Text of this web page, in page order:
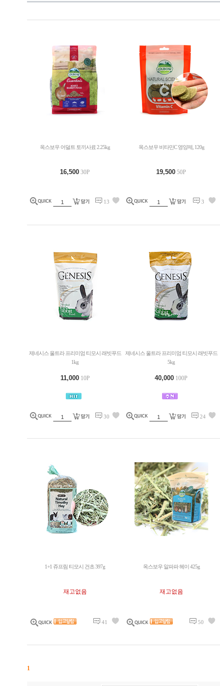
옥스보우 어덜트 토끼사료 2.25kg
16,500 30P
13
옥스보우 비타민C 영양제, 120g
19,500 50P
3
제네시스 울트라 프리미엄 티모시 래빗푸드
1kg
11,000 10P
30
제네시스 울트라 프리미엄 티모시 래빗푸드
5kg
40,000 100P
24
1+1 쥬프림 티모시 건초 397g
재고없음
41
옥스보우 알파파 헤이 425g
재고없음
50
1